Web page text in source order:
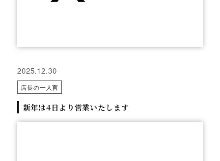
2025.12.30
店長の一人言
新年は4日より営業いたします